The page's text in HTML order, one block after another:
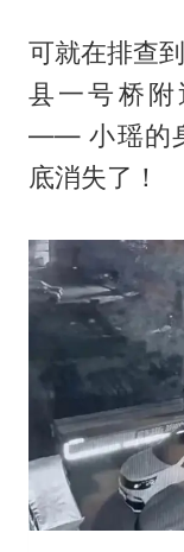
可就在排查
县一号桥
—— 小瑶的
底消失了！